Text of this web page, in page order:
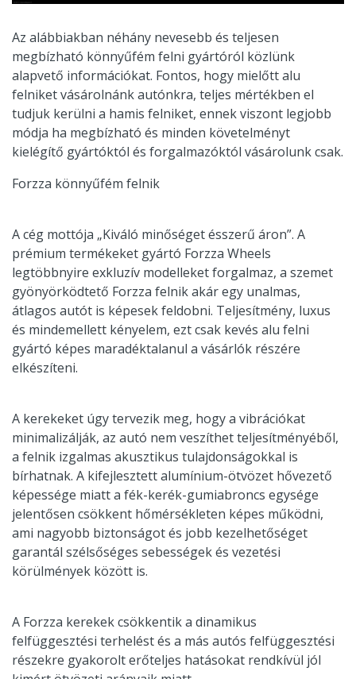
Az alábbiakban néhány nevesebb és teljesen
megbízható könnyűfém felni gyártóról közlünk
alapvető információkat. Fontos, hogy mielőtt alu
felniket vásárolnánk autónkra, teljes mértékben el
tudjuk kerülni a hamis felniket, ennek viszont legjobb
módja ha megbízható és minden követelményt
kielégítő gyártóktól és forgalmazóktól vásárolunk csak.
Forzza könnyűfém felnik
A cég mottója „Kiváló minőséget ésszerű áron”. A
prémium termékeket gyártó Forzza Wheels
legtöbbnyire exkluzív modelleket forgalmaz, a szemet
gyönyörködtető Forzza felnik akár egy unalmas,
átlagos autót is képesek feldobni. Teljesítmény, luxus
és mindemellett kényelem, ezt csak kevés alu felni
gyártó képes maradéktalanul a vásárlók részére
elkészíteni.
A kerekeket úgy tervezik meg, hogy a vibrációkat
minimalizálják, az autó nem veszíthet teljesítményéből,
a felnik izgalmas akusztikus tulajdonságokkal is
bírhatnak. A kifejlesztett alumínium-ötvözet hővezető
képessége miatt a fék-kerék-gumiabroncs egysége
jelentősen csökkent hőmérsékleten képes működni,
ami nagyobb biztonságot és jobb kezelhetőséget
garantál szélsőséges sebességek és vezetési
körülmények között is.
A Forzza kerekek csökkentik a dinamikus
felfüggesztési terhelést és a más autós felfüggesztési
részekre gyakorolt erőteljes hatásokat rendkívül jól